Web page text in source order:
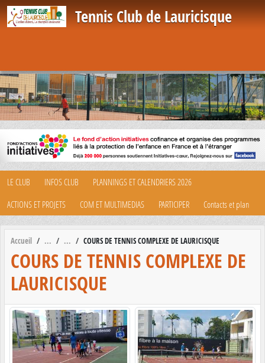
Tennis Club de Lauricisque
LE CLUB INFOS CLUB
PLANNINGS ET CALENDRIERS 2026
ACTIONS ET PROJETS
COM ET MULTIMEDIAS PARTICIPER Contacts et plan
Accueil COURS DE TENNIS COMPLEXE DE LAURICISQUE
COURS DE TENNIS COMPLEXE DE
LAURICISQUE
Panneau de gestion des cookies